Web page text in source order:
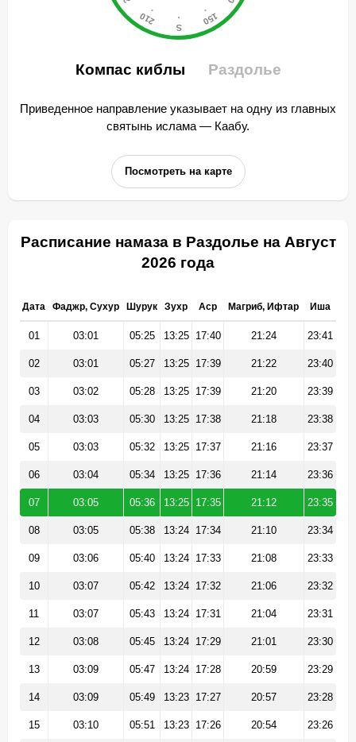
Компас киблы Раздолье
Приведенное направление указывает на одну из главных
святынь ислама — Каабу.
Посмотреть на карте
Расписание намаза в Раздолье на Август
2026 года
Дата Фаджр, Сухур Шурук Зухр Аср Магриб, Ифтар Иша
01 03:01 05:25 13:25 17:40 21:24 23:41
02 03:01 05:27 13:25 17:39 21:22 23:40
03 03:02 05:28 13:25 17:39 21:20 23:39
04 03:03 05:30 13:25 17:38 21:18 23:38
05 03:03 05:32 13:25 17:37 21:16 23:37
06 03:04 05:34 13:25 17:36 21:14 23:36
07 03:05 05:36 13:25 17:35 21:12 23:35
08 03:05 05:38 13:24 17:34 21:10 23:34
09 03:06 05:40 13:24 17:33 21:08 23:33
10 03:07 05:42 13:24 17:32 21:06 23:32
11 03:07 05:43 13:24 17:31 21:04 23:31
12 03:08 05:45 13:24 17:29 21:01 23:30
13 03:09 05:47 13:24 17:28 20:59 23:29
14 03:09 05:49 13:23 17:27 20:57 23:28
15 03:10 05:51 13:23 17:26 20:54 23:26